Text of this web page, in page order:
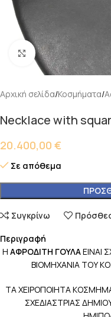
Κάντε κλικ για
Αρχική σελίδα Κοσμήματα
Necklace with
20.400,00 €
Σε απόθεμα
Συγκρίνω
Περιγραφή
Η ΑΦΡΟΔΙΤΗ ΓΟΥΛΑΕΙΝΑΙ
ΒΙΟΜΗΧΑΝΙΑ ΤΟΥ
ΤΑ ΧΕΙΡΟΠΟΙΗΤΑ
ΣΧΕΔΙΑΣΤΡΙΑΣ